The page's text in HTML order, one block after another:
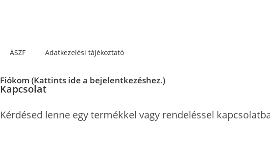
ÁSZF Adatkezelési tájékoztató
Fiókom (Kattints ide a bejelentkezéshez.)
Kapcsolat
Kérdésed lenne egy termékkel vagy rendeléssel